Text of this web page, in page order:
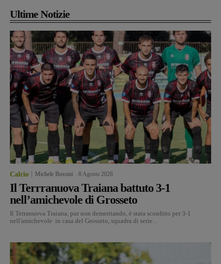
Ultime Notizie
Calcio Michele Bossini 8 Agosto 2026
Il Terrranuova Traiana battuto 3-1
nell’amichevole di Grosseto
Il Terranuova Traiana, pur non demeritando, è stata sconfitto per 3-1
nell'amichevole in casa del Grosseto, squadra di serie...